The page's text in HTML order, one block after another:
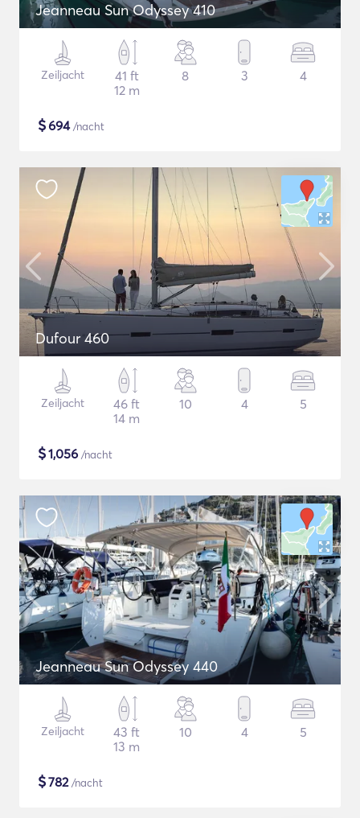
Jeanneau Sun Odyssey 410
Zeiljacht
41 ft
12 m
8 3 4
$694/nacht
Dufour 460
Zeiljacht
46 ft
14 m
10 4 5
$1,056 /nacht
Jeanneau Sun Odyssey 440
Zeiljacht
43 ft
13 m
10 4 5
$782/nacht